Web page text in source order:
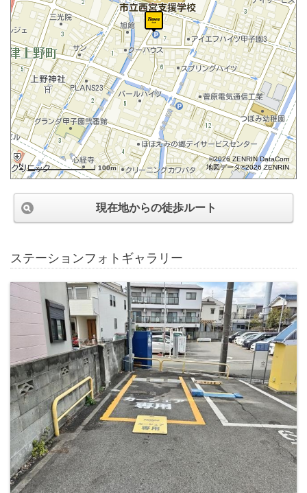
100m
©2026 ZENRIN DataCom
地図データ©2026 ZENRIN
現在地からの徒歩ルート
ステーションフォトギャラリー